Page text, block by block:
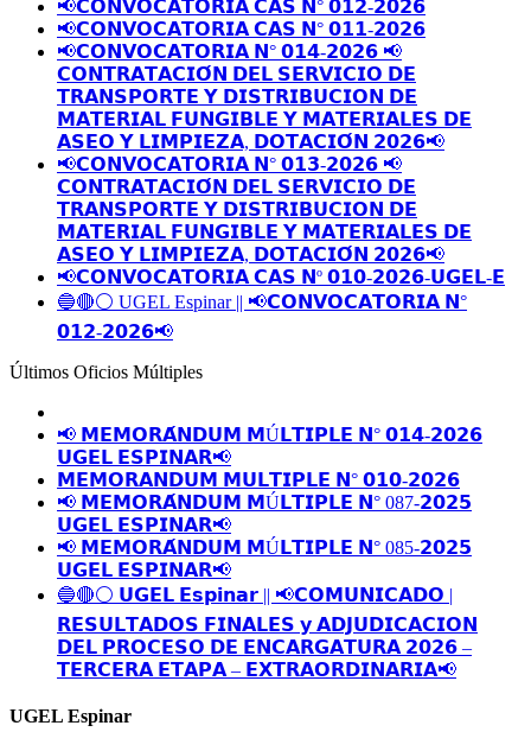
📢𝗖𝗢𝗡𝗩𝗢𝗖𝗔𝗧𝗢𝗥𝗜𝗔 𝗖𝗔𝗦 𝗡° 𝟬𝟭𝟮-𝟮𝟬𝟮𝟲
📢𝗖𝗢𝗡𝗩𝗢𝗖𝗔𝗧𝗢𝗥𝗜𝗔 𝗖𝗔𝗦 𝗡° 𝟬𝟭𝟭-𝟮𝟬𝟮𝟲
📢𝗖𝗢𝗡𝗩𝗢𝗖𝗔𝗧𝗢𝗥𝗜𝗔 𝗡° 𝟬𝟭𝟰-𝟮𝟬𝟮𝟲 📢
𝗖𝗢𝗡𝗧𝗥𝗔𝗧𝗔𝗖𝗜𝗢́𝗡 𝗗𝗘𝗟 𝗦𝗘𝗥𝗩𝗜𝗖𝗜𝗢 𝗗𝗘
𝗧𝗥𝗔𝗡𝗦𝗣𝗢𝗥𝗧𝗘 𝗬 𝗗𝗜𝗦𝗧𝗥𝗜𝗕𝗨𝗖𝗜𝗢𝗡 𝗗𝗘
𝗠𝗔𝗧𝗘𝗥𝗜𝗔𝗟 𝗙𝗨𝗡𝗚𝗜𝗕𝗟𝗘 𝗬 𝗠𝗔𝗧𝗘𝗥𝗜𝗔𝗟𝗘𝗦 𝗗𝗘
𝗔𝗦𝗘𝗢 𝗬 𝗟𝗜𝗠𝗣𝗜𝗘𝗭𝗔, 𝗗𝗢𝗧𝗔𝗖𝗜𝗢́𝗡 𝟮𝟬𝟮𝟲📢
📢𝗖𝗢𝗡𝗩𝗢𝗖𝗔𝗧𝗢𝗥𝗜𝗔 𝗡° 𝟬𝟭𝟯-𝟮𝟬𝟮𝟲 📢
𝗖𝗢𝗡𝗧𝗥𝗔𝗧𝗔𝗖𝗜𝗢́𝗡 𝗗𝗘𝗟 𝗦𝗘𝗥𝗩𝗜𝗖𝗜𝗢 𝗗𝗘
𝗧𝗥𝗔𝗡𝗦𝗣𝗢𝗥𝗧𝗘 𝗬 𝗗𝗜𝗦𝗧𝗥𝗜𝗕𝗨𝗖𝗜𝗢𝗡 𝗗𝗘
𝗠𝗔𝗧𝗘𝗥𝗜𝗔𝗟 𝗙𝗨𝗡𝗚𝗜𝗕𝗟𝗘 𝗬 𝗠𝗔𝗧𝗘𝗥𝗜𝗔𝗟𝗘𝗦 𝗗𝗘
𝗔𝗦𝗘𝗢 𝗬 𝗟𝗜𝗠𝗣𝗜𝗘𝗭𝗔, 𝗗𝗢𝗧𝗔𝗖𝗜𝗢́𝗡 𝟮𝟬𝟮𝟲📢
📢𝗖𝗢𝗡𝗩𝗢𝗖𝗔𝗧𝗢𝗥𝗜𝗔 𝗖𝗔𝗦 𝗡º 𝟬𝟭𝟬-𝟮𝟬𝟮𝟲-𝗨𝗚𝗘𝗟-𝗘
🔵🔴⚪️ UGEL Espinar || 📢𝗖𝗢𝗡𝗩𝗢𝗖𝗔𝗧𝗢𝗥𝗜𝗔 𝗡°
𝟬𝟭𝟮-𝟮𝟬𝟮𝟲📢
Últimos Oficios Múltiples
📢 𝗠𝗘𝗠𝗢𝗥𝗔́𝗡𝗗𝗨𝗠 𝗠Ú𝗟𝗧𝗜𝗣𝗟𝗘 𝗡° 𝟬𝟭𝟰-𝟮𝟬𝟮𝟲
𝗨𝗚𝗘𝗟 𝗘𝗦𝗣𝗜𝗡𝗔𝗥📢
𝗠𝗘𝗠𝗢𝗥𝗔𝗡𝗗𝗨𝗠 𝗠𝗨𝗟𝗧𝗜𝗣𝗟𝗘 𝗡° 𝟬𝟭𝟬-𝟮𝟬𝟮𝟲
📢 𝗠𝗘𝗠𝗢𝗥𝗔́𝗡𝗗𝗨𝗠 𝗠Ú𝗟𝗧𝗜𝗣𝗟𝗘 𝗡° 087-𝟮𝟬𝟮𝟱
𝗨𝗚𝗘𝗟 𝗘𝗦𝗣𝗜𝗡𝗔𝗥📢
📢 𝗠𝗘𝗠𝗢𝗥𝗔́𝗡𝗗𝗨𝗠 𝗠Ú𝗟𝗧𝗜𝗣𝗟𝗘 𝗡° 085-𝟮𝟬𝟮𝟱
𝗨𝗚𝗘𝗟 𝗘𝗦𝗣𝗜𝗡𝗔𝗥📢
🔵🔴⚪️ 𝗨𝗚𝗘𝗟 𝗘𝘀𝗽𝗶𝗻𝗮𝗿 || 📢𝗖𝗢𝗠𝗨𝗡𝗜𝗖𝗔𝗗𝗢 |
𝗥𝗘𝗦𝗨𝗟𝗧𝗔𝗗𝗢𝗦 𝗙𝗜𝗡𝗔𝗟𝗘𝗦 𝘆 𝗔𝗗𝗝𝗨𝗗𝗜𝗖𝗔𝗖𝗜𝗢𝗡
𝗗𝗘𝗟 𝗣𝗥𝗢𝗖𝗘𝗦𝗢 𝗗𝗘 𝗘𝗡𝗖𝗔𝗥𝗚𝗔𝗧𝗨𝗥𝗔 𝟮𝟬𝟮𝟲 –
𝗧𝗘𝗥𝗖𝗘𝗥𝗔 𝗘𝗧𝗔𝗣𝗔 – 𝗘𝗫𝗧𝗥𝗔𝗢𝗥𝗗𝗜𝗡𝗔𝗥𝗜𝗔📢
UGEL Espinar